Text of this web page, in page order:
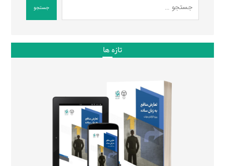
جستجو
تازه ها